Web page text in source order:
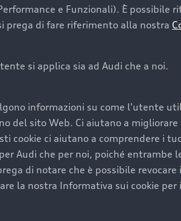
tua prossima
oltre al prezzo e all'aspetto,
del veicolo e a una maggiore
certifica una manutenzione
evidenzia cura e attenzione del
in ottimo stato garantiscono
e Funzionali). È possibile
prega di fare riferimento alla nostra
si applica sia ad Audi che a noi.
informazioni su come l'utente
del sito Web. Ci aiutano a
cookie ci aiutano a comprendere i
Audi che per noi, poiché entrambe
di notare che è possibile
la nostra Informativa sui cookie per